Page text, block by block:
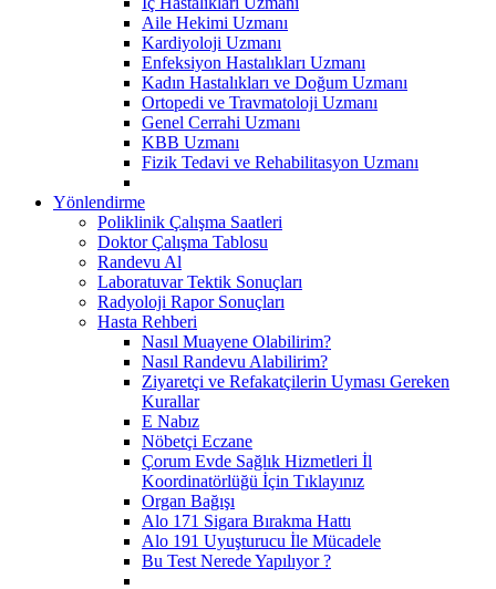
Aile Hekimi Uzmanı
Kardiyoloji Uzmanı
Enfeksiyon Hastalıkları Uzmanı
Kadın Hastalıkları ve Doğum Uzmanı
Ortopedi ve Travmatoloji Uzmanı
Genel Cerrahi Uzmanı
KBB Uzmanı
Fizik Tedavi ve Rehabilitasyon Uzmanı
Yönlendirme
Poliklinik Çalışma Saatleri
Doktor Çalışma Tablosu
Randevu Al
Laboratuvar Tektik Sonuçları
Radyoloji Rapor Sonuçları
Hasta Rehberi
Nasıl Muayene Olabilirim?
Nasıl Randevu Alabilirim?
Ziyaretçi ve Refakatçilerin Uyması Gereken
Kurallar
E Nabız
Nöbetçi Eczane
Çorum Evde Sağlık Hizmetleri İl
Koordinatörlüğü İçin Tıklayınız
Organ Bağışı
Alo 171 Sigara Bırakma Hattı
Alo 191 Uyuşturucu İle Mücadele
Bu Test Nerede Yapılıyor ?